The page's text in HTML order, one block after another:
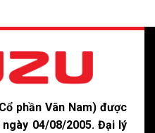
phần Vân Nam) được
04/08/2005. Đại lý